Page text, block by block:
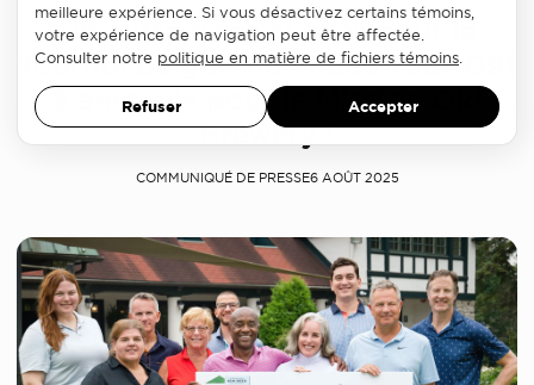
Un autre franc succès pour le
Tournoi de golf Ken Reed : 334 091
$ amassés pour la Mission Old
Brewery !
COMMUNIQUÉ DE PRESSE6 AOÛT 2025
meilleure expérience. Si vous désactivez certains témoins,
votre expérience de navigation peut être affectée.
Consulter notre politique en matière de fichiers témoins
Refuser Accepter